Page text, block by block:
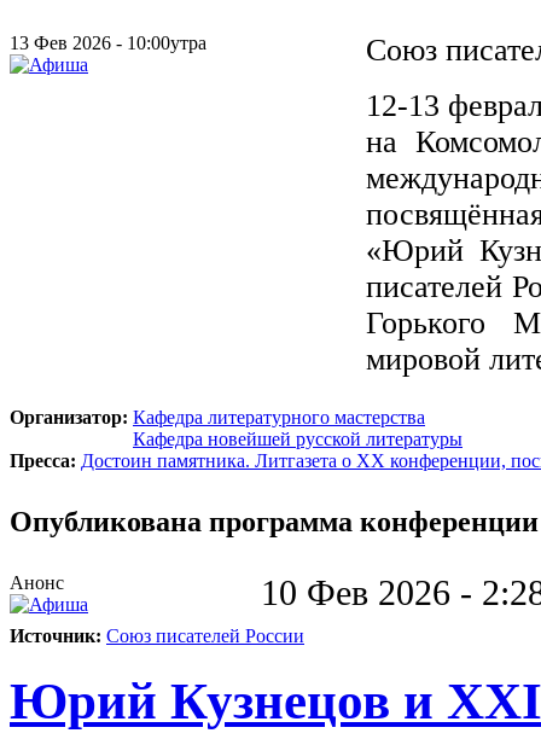
13 Фев 2026 - 10:00утра
Союз
12-13
на
«Юрий
писателей
Горького
мировой
Организатор: Кафедра литературного мастерства
Кафедра новейшей русской литературы
Пресса: Достоин памятника. Литгазета о XX конференции,
Опубликована программа
Анонс 10 Фев 2026 -
Источник: Союз писателей России
Юрий Кузнецов и